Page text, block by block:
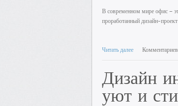
В современном мире офис —
проработанный дизайн-
Читать далее Комментариев
Дизайн
уют и